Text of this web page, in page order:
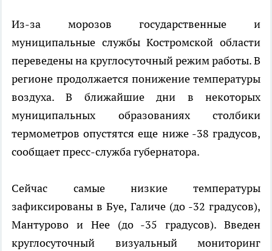
Из-за морозов государственные и
муниципальные службы Костромской области
переведены на круглосуточный режим работы. В
регионе продолжается понижение температуры
воздуха. В ближайшие дни в некоторых
муниципальных образованиях столбики
термометров опустятся еще ниже -38 градусов,
сообщает пресс-служба губернатора.
Сейчас самые низкие температуры
зафиксированы в Буе, Галиче (до -32 градусов),
Мантурово и Нее (до -35 градусов). Введен
круглосуточный визуальный мониторинг